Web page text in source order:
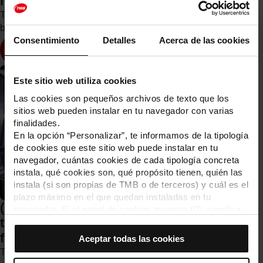
Consentimiento Detalles Acerca de las cookies
Este sitio web utiliza cookies
Las cookies son pequeños archivos de texto que los
sitios web pueden instalar en tu navegador con varias
finalidades.
En la opción “Personalizar”, te informamos de la tipología
de cookies que este sitio web puede instalar en tu
navegador, cuántas cookies de cada tipología concreta
instala, qué cookies son, qué propósito tienen, quién las
instala (si son propias de TMB o de terceros) y cuál es el
plazo máximo en el que quedan instaladas en tu
Si eliges la opción “Aceptar todas las cookies”, permites
que todas estas cookies se instalen en tu navegador.
El selector que se encuentra a la derecha de cada
Aceptar todas las cookies
The best short films selected from Roda a TMB can now
be seen on the screens of MouTV.
(2022) TMB announces the winners of
the twelfth International short film
festival Subtravelling
The short awarded by the jury of the category open to the